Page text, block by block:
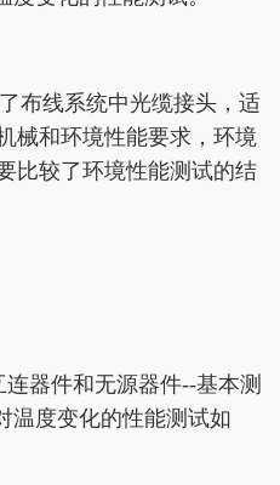
布线系统中光缆接头，适
械和环境性能要求，环境
比较了环境性能测试的结
连器件和无源器件--基本测
温度变化的性能测试如